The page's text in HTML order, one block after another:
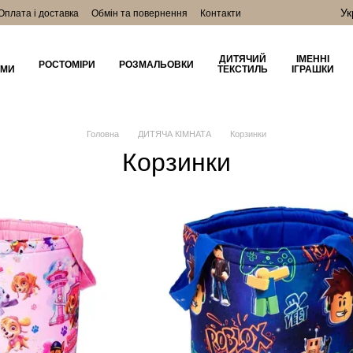
і доставка Обмін та повернення
Контакти
РОСТОМІРИ РОЗМАЛЬОВКИ
ДИТЯЧИЙ
ТЕКСТИЛЬ
ІМЕННІ
ІГРАШКИ
Головна ДИТЯЧА КІМНАТА Корзинки
Корзинки